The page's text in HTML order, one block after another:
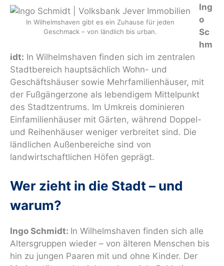
In Wilhelmshaven gibt es ein Zuhause für jeden
Geschmack – von ländlich bis urban.
Ing
o
Sc
hm
idt: In Wilhelmshaven finden sich im zentralen
Stadtbereich hauptsächlich Wohn- und
Geschäftshäuser sowie Mehrfamilienhäuser, mit
der Fußgängerzone als lebendigem Mittelpunkt
des Stadtzentrums. Im Umkreis dominieren
Einfamilienhäuser mit Gärten, während Doppel-
und Reihenhäuser weniger verbreitet sind. Die
ländlichen Außenbereiche sind von
landwirtschaftlichen Höfen geprägt.
Wer zieht in die Stadt – und
warum?
Ingo Schmidt: In Wilhelmshaven finden sich alle
Altersgruppen wieder – von älteren Menschen bis
hin zu jungen Paaren mit und ohne Kinder. Der